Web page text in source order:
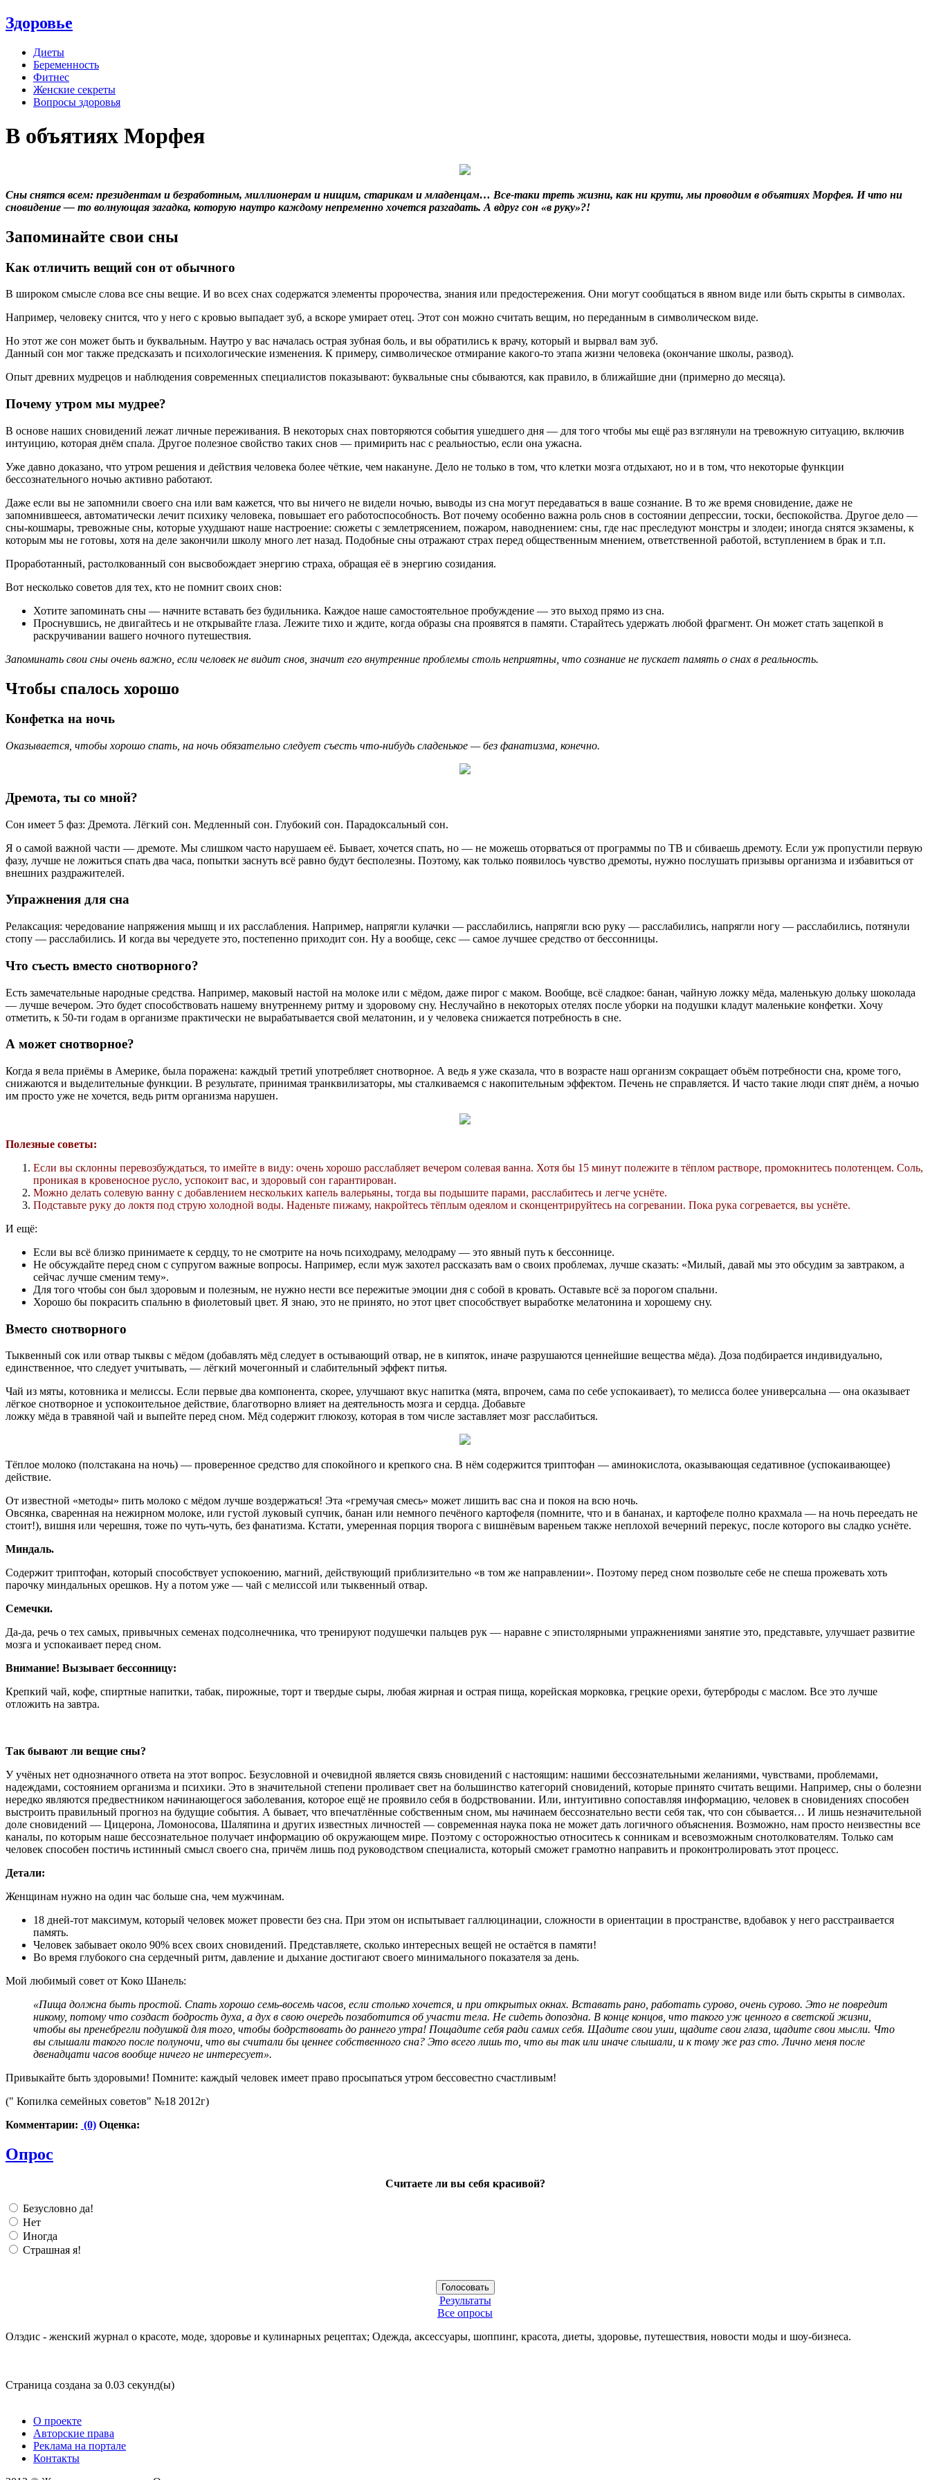
Здоровье
Диеты
Беременность
Фитнес
Женские секреты
Вопросы здоровья
В объятиях Морфея
Сны снятся всем: президентам и безработным, миллионерам и нищим, старикам и младенцам… Все-таки треть жизни, как ни крути, мы проводим в объятиях Морфея. И что ни
сновидение — то волнующая загадка, которую наутро каждому непременно хочется разгадать. А вдруг сон «в руку»?!
Запоминайте свои сны
Как отличить вещий сон от обычного
В широком смысле слова все сны вещие. И во всех снах содержатся элементы пророчества, знания или предостережения. Они могут сообщаться в явном виде или быть скрыты в символах.
Например, человеку снится, что у него с кровью выпадает зуб, а вскоре умирает отец. Этот сон можно считать вещим, но переданным в символическом виде.
Но этот же сон может быть и буквальным. Наутро у вас началась острая зубная боль, и вы обратились к врачу, который и вырвал вам зуб.
Данный сон мог также предсказать и психологические изменения. К примеру, символическое отмирание какого-то этапа жизни человека (окончание школы, развод).
Опыт древних мудрецов и наблюдения современных специалистов показывают: буквальные сны сбываются, как правило, в ближайшие дни (примерно до месяца).
Почему утром мы мудрее?
В основе наших сновидений лежат личные переживания. В некоторых снах повторяются события ушедшего дня — для того чтобы мы ещё раз взглянули на тревожную ситуацию, включив
интуицию, которая днём спала. Другое полезное свойство таких снов — примирить нас с реальностью, если она ужасна.
Уже давно доказано, что утром решения и действия человека более чёткие, чем накануне. Дело не только в том, что клетки мозга отдыхают, но и в том, что некоторые функции
бессознательного ночью активно работают.
Даже если вы не запомнили своего сна или вам кажется, что вы ничего не видели ночью, выводы из сна могут передаваться в ваше сознание. В то же время сновидение, даже не
запомнившееся, автоматически лечит психику человека, повышает его работоспособность. Вот почему особенно важна роль снов в состоянии депрессии, тоски, беспокойства. Другое дело —
сны-кошмары, тревожные сны, которые ухудшают наше настроение: сюжеты с землетрясением, пожаром, наводнением: сны, где нас преследуют монстры и злодеи; иногда снятся экзамены, к
которым мы не готовы, хотя на деле закончили школу много лет назад. Подобные сны отражают страх перед общественным мнением, ответственной работой, вступлением в брак и т.п.
Проработанный, растолкованный сон высвобождает энергию страха, обращая её в энергию созидания.
Вот несколько советов для тех, кто не помнит своих снов:
Хотите запоминать сны — начните вставать без будильника. Каждое наше самостоятельное пробуждение — это выход прямо из сна.
Проснувшись, не двигайтесь и не открывайте глаза. Лежите тихо и ждите, когда образы сна проявятся в памяти. Старайтесь удержать любой фрагмент. Он может стать зацепкой в
раскручивании вашего ночного путешествия.
Запоминать свои сны очень важно, если человек не видит снов, значит его внутренние проблемы столь неприятны, что сознание не пускает память о снах в реальность.
Чтобы спалось хорошо
Конфетка на ночь
Оказывается, чтобы хорошо спать, на ночь обязательно следует съесть что-нибудь сладенькое — без фанатизма, конечно.
Дремота, ты со мной?
Сон имеет 5 фаз: Дремота. Лёгкий сон. Медленный сон. Глубокий сон. Парадоксальный сон.
Я о самой важной части — дремоте. Мы слишком часто нарушаем её. Бывает, хочется спать, но — не можешь оторваться от программы по ТВ и сбиваешь дремоту. Если уж пропустили первую
фазу, лучше не ложиться спать два часа, попытки заснуть всё равно будут бесполезны. Поэтому, как только появилось чувство дремоты, нужно послушать призывы организма и избавиться от
внешних раздражителей.
Упражнения для сна
Релаксация: чередование напряжения мышц и их расслабления. Например, напрягли кулачки — расслабились, напрягли всю руку — расслабились, напрягли ногу — расслабились, потянули
стопу — расслабились. И когда вы чередуете это, постепенно приходит сон. Ну а вообще, секс — самое лучшее средство от бессонницы.
Что съесть вместо снотворного?
Есть замечательные народные средства. Например, маковый настой на молоке или с мёдом, даже пирог с маком. Вообще, всё сладкое: банан, чайную ложку мёда, маленькую дольку шоколада
— лучше вечером. Это будет способствовать нашему внутреннему ритму и здоровому сну. Неслучайно в некоторых отелях после уборки на подушки кладут маленькие конфетки. Хочу
отметить, к 50-ти годам в организме практически не вырабатывается свой мелатонин, и у человека снижается потребность в сне.
А может снотворное?
Когда я вела приёмы в Америке, была поражена: каждый третий употребляет снотворное. А ведь я уже сказала, что в возрасте наш организм сокращает объём потребности сна, кроме того,
снижаются и выделительные функции. В результате, принимая транквилизаторы, мы сталкиваемся с накопительным эффектом. Печень не справляется. И часто такие люди спят днём, а ночью
им просто уже не хочется, ведь ритм организма нарушен.
Полезные советы:
Если вы склонны перевозбуждаться, то имейте в виду: очень хорошо расслабляет вечером солевая ванна. Хотя бы 15 минут полежите в тёплом растворе, промокнитесь полотенцем. Соль,
проникая в кровеносное русло, успокоит вас, и здоровый сон гарантирован.
Можно делать солевую ванну с добавлением нескольких капель валерьяны, тогда вы подышите парами, расслабитесь и легче уснёте.
Подставьте руку до локтя под струю холодной воды. Наденьте пижаму, накройтесь тёплым одеялом и сконцентрируйтесь на согревании. Пока рука согревается, вы уснёте.
И ещё:
Если вы всё близко принимаете к сердцу, то не смотрите на ночь психодраму, мелодраму — это явный путь к бессоннице.
Не обсуждайте перед сном с супругом важные вопросы. Например, если муж захотел рассказать вам о своих проблемах, лучше сказать: «Милый, давай мы это обсудим за завтраком, а
сейчас лучше сменим тему».
Для того чтобы сон был здоровым и полезным, не нужно нести все пережитые эмоции дня с собой в кровать. Оставьте всё за порогом спальни.
Хорошо бы покрасить спальню в фиолетовый цвет. Я знаю, это не принято, но этот цвет способствует выработке мелатонина и хорошему сну.
Вместо снотворного
Тыквенный сок или отвар тыквы с мёдом (добавлять мёд следует в остывающий отвар, не в кипяток, иначе разрушаются ценнейшие вещества мёда). Доза подбирается индивидуально,
единственное, что следует учитывать, — лёгкий мочегонный и слабительный эффект питья.
Чай из мяты, котовника и мелиссы. Если первые два компонента, скорее, улучшают вкус напитка (мята, впрочем, сама по себе успокаивает), то мелисса более универсальна — она оказывает
лёгкое снотворное и успокоительное действие, благотворно влияет на деятельность мозга и сердца. Добавьте
ложку мёда в травяной чай и выпейте перед сном. Мёд содержит глюкозу, которая в том числе заставляет мозг расслабиться.
Тёплое молоко (полстакана на ночь) — проверенное средство для спокойного и крепкого сна. В нём содержится триптофан — аминокислота, оказывающая седативное (успокаивающее)
действие.
От известной «методы» пить молоко с мёдом лучше воздержаться! Эта «гремучая смесь» может лишить вас сна и покоя на всю ночь.
Овсянка, сваренная на нежирном молоке, или густой луковый супчик, банан или немного печёного картофеля (помните, что и в бананах, и картофеле полно крахмала — на ночь переедать не
стоит!), вишня или черешня, тоже по чуть-чуть, без фанатизма. Кстати, умеренная порция творога с вишнёвым вареньем также неплохой вечерний перекус, после которого вы сладко уснёте.
Миндаль.
Содержит триптофан, который способствует успокоению, магний, действующий приблизительно «в том же направлении». Поэтому перед сном позвольте себе не спеша прожевать хоть
парочку миндальных орешков. Ну а потом уже — чай с мелиссой или тыквенный отвар.
Семечки.
Да-да, речь о тех самых, привычных семенах подсолнечника, что тренируют подушечки пальцев рук — наравне с эпистолярными упражнениями занятие это, представьте, улучшает развитие
мозга и успокаивает перед сном.
Внимание! Вызывает бессонницу:
Крепкий чай, кофе, спиртные напитки, табак, пирожные, торт и твердые сыры, любая жирная и острая пища, корейская морковка, грецкие орехи, бутерброды с маслом. Все это лучше
отложить на завтра.
Так бывают ли вещие сны?
У учёных нет однозначного ответа на этот вопрос. Безусловной и очевидной является связь сновидений с настоящим: нашими бессознательными желаниями, чувствами, проблемами,
надеждами, состоянием организма и психики. Это в значительной степени проливает свет на большинство категорий сновидений, которые принято считать вещими. Например, сны о болезни
нередко являются предвестником начинающегося заболевания, которое ещё не проявило себя в бодрствовании. Или, интуитивно сопоставляя информацию, человек в сновидениях способен
выстроить правильный прогноз на будущие события. А бывает, что впечатлённые собственным сном, мы начинаем бессознательно вести себя так, что сон сбывается… И лишь незначительной
доле сновидений — Цицерона, Ломоносова, Шаляпина и других известных личностей — современная наука пока не может дать логичного объяснения. Возможно, нам просто неизвестны все
каналы, по которым наше бессознательное получает информацию об окружающем мире. Поэтому с осторожностью относитесь к сонникам и всевозможным снотолкователям. Только сам
человек способен постичь истинный смысл своего сна, причём лишь под руководством специалиста, который сможет грамотно направить и проконтролировать этот процесс.
Детали:
Женщинам нужно на один час больше сна, чем мужчинам.
18 дней-тот максимум, который человек может провести без сна. При этом он испытывает галлюцинации, сложности в ориентации в пространстве, вдобавок у него расстраивается
память.
Человек забывает около 90% всех своих сновидений. Представляете, сколько интересных вещей не остаётся в памяти!
Во время глубокого сна сердечный ритм, давление и дыхание достигают своего минимального показателя за день.
Мой любимый совет от Коко Шанель:
«Пища должна быть простой. Спать хорошо семь-восемь часов, если столько хочется, и при открытых окнах. Вставать рано, работать сурово, очень сурово. Это не повредит
никому, потому что создаст бодрость духа, а дух в свою очередь позаботится об участи тела. Не сидеть допоздна. В конце концов, что такого уж ценного в светской жизни,
чтобы вы пренебрегли подушкой для того, чтобы бодрствовать до раннего утра! Пощадите себя ради самих себя. Щадите свои уши, щадите свои глаза, щадите свои мысли. Что
вы слышали такого после полуночи, что вы считали бы ценнее собственного сна? Это всего лишь то, что вы так или иначе слышали, и к тому же раз сто. Лично меня после
двенадцати часов вообще ничего не интересует».
Привыкайте быть здоровыми! Помните: каждый человек имеет право просыпаться утром бессовестно счастливым!
(" Копилка семейных советов" №18 2012г)
Комментарии: (0) Оценка:
Опрос
Считаете ли вы себя красивой?
Безусловно да!
Нет
Иногда
Страшная я!
Результаты
Все опросы
Олэдис - женский журнал о красоте, моде, здоровье и кулинарных рецептах; Одежда, аксессуары, шоппинг, красота, диеты, здоровье, путешествия, новости моды и шоу-бизнеса.
Страница создана за 0.03 секунд(ы)
О проекте
Авторские права
Реклама на портале
Контакты